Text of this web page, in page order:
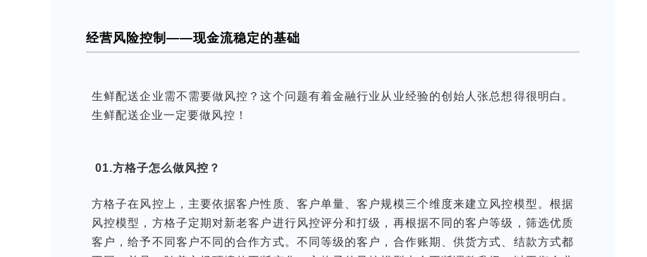
经营风险控制——现金流稳定的基础
生鲜配送企业需不需要做风控？这个问题有着金融行业从业经验的创始人张总想得很明白。
生鲜配送企业一定要做风控！
01.方格子怎么做风控？
方格子在风控上，主要依据客户性质、客户单量、客户规模三个维度来建立风控模型。根据
风控模型，方格子定期对新老客户进行风控评分和打级，再根据不同的客户等级，筛选优质
客户，给予不同客户不同的合作方式。不同等级的客户，合作账期、供货方式、结款方式都